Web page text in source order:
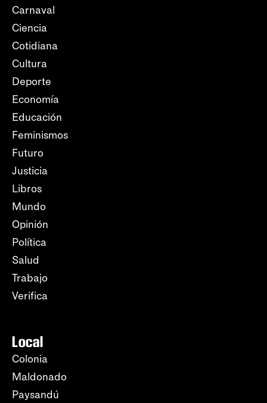
Carnaval
Ciencia
Cotidiana
Cultura
Deporte
Economía
Educación
Feminismos
Futuro
Justicia
Libros
Mundo
Opinión
Política
Salud
Trabajo
Verifica
Local
Colonia
Maldonado
Paysandú